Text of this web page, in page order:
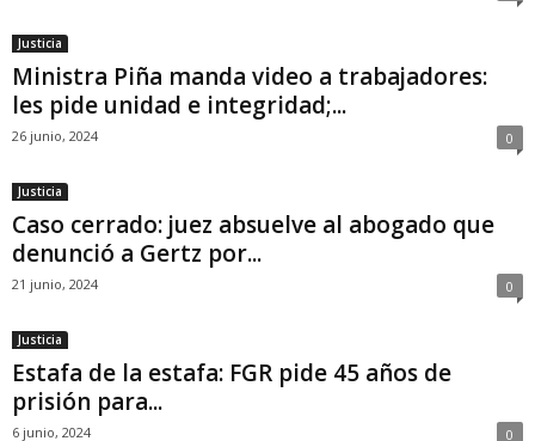
Justicia
Ministra Piña manda video a trabajadores:
les pide unidad e integridad;...
26 junio, 2024 0
Justicia
Caso cerrado: juez absuelve al abogado que
denunció a Gertz por...
21 junio, 2024 0
Justicia
Estafa de la estafa: FGR pide 45 años de
prisión para...
6 junio, 2024 0